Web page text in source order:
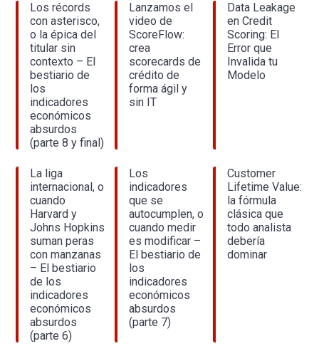
Los récords
con asterisco,
o la épica del
titular sin
contexto – El
bestiario de
los
indicadores
económicos
absurdos
(parte 8 y final)
Lanzamos el
video de
ScoreFlow:
crea
scorecards de
crédito de
forma ágil y
sin IT
Data Leakage
en Credit
Scoring: El
Error que
Invalida tu
Modelo
La liga
internacional, o
cuando
Harvard y
Johns Hopkins
suman peras
con manzanas
– El bestiario
de los
indicadores
económicos
absurdos
(parte 6)
Los
indicadores
que se
autocumplen, o
cuando medir
es modificar –
El bestiario de
los
indicadores
económicos
absurdos
(parte 7)
Customer
Lifetime Value:
la fórmula
clásica que
todo analista
debería
dominar